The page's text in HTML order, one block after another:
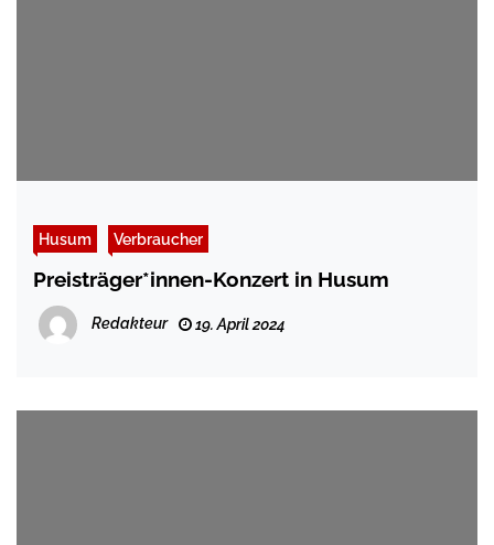
Husum Verbraucher
Preisträger*innen-Konzert in Husum
Redakteur 19. April 2024